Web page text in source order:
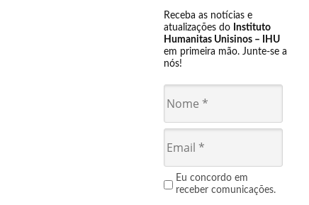
Receba as notícias e
atualizações do Instituto
Humanitas Unisinos – IHU
em primeira mão. Junte-se a
nós!
Eu concordo em
receber comunicações.